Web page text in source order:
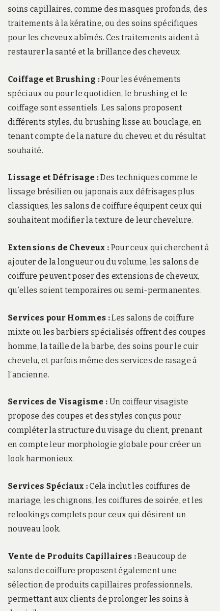
soins capillaires, comme des masques profonds, des
traitements à la kératine, ou des soins spécifiques
pour les cheveux abîmés. Ces traitements aident à
restaurer la santé et la brillance des cheveux.
Coiffage et Brushing :Pour les événements
spéciaux ou pour le quotidien, le brushing et le
coiffage sont essentiels. Les salons proposent
différents styles, du brushing lisse au bouclage, en
tenant compte de la nature du cheveu et du résultat
souhaité.
Lissage et Défrisage :Des techniques comme le
lissage brésilien ou japonais aux défrisages plus
classiques, les salons de coiffure équipent ceux qui
souhaitent modifier la texture de leur chevelure.
Extensions de Cheveux : Pour ceux qui cherchent à
ajouter de la longueur ou du volume, les salons de
coiffure peuvent poser des extensions de cheveux,
qu’elles soient temporaires ou semi-permanentes.
Services pour Hommes :Les salons de coiffure
mixte ou les barbiers spécialisés offrent des coupes
homme, la taille de la barbe, des soins pour le cuir
chevelu, et parfois même des services de rasage à
l’ancienne.
Services de Visagisme : Un coiffeur visagiste
propose des coupes et des styles conçus pour
compléter la structure du visage du client, prenant
en compte leur morphologie globale pour créer un
look harmonieux.
Services Spéciaux :Cela inclut les coiffures de
mariage, les chignons, les coiffures de soirée, et les
relookings complets pour ceux qui désirent un
nouveau look.
Vente de Produits Capillaires :Beaucoup de
salons de coiffure proposent également une
sélection de produits capillaires professionnels,
permettant aux clients de prolonger les soins à